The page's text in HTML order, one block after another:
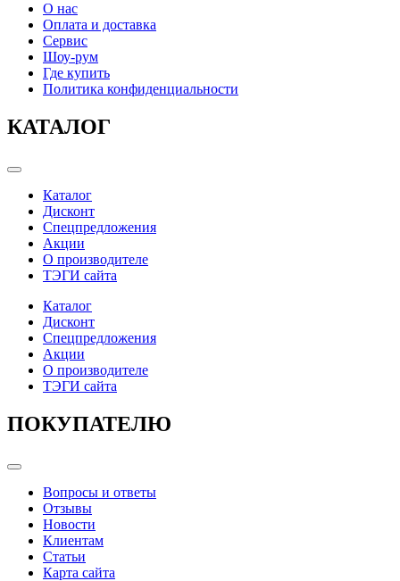
О нас
Оплата и доставка
Сервис
Шоу-рум
Где купить
Политика конфиденциальности
КАТАЛОГ
Categories
Каталог
Дисконт
Спецпредложения
Акции
О производителе
ТЭГИ сайта
Каталог
Дисконт
Спецпредложения
Акции
О производителе
ТЭГИ сайта
ПОКУПАТЕЛЮ
Categories
Вопросы и ответы
Отзывы
Новости
Клиентам
Статьи
Карта сайта